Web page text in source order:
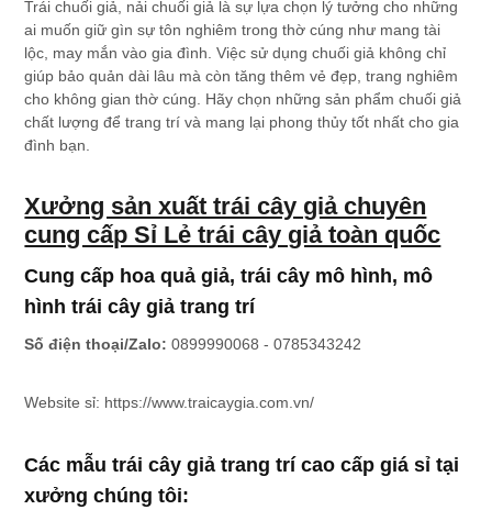
Trái chuối giả, nải chuối giả là sự lựa chọn lý tưởng cho những
ai muốn giữ gìn sự tôn nghiêm trong thờ cúng như mang tài
lộc, may mắn vào gia đình. Việc sử dụng chuối giả không chỉ
giúp bảo quản dài lâu mà còn tăng thêm vẻ đẹp, trang nghiêm
cho không gian thờ cúng. Hãy chọn những sản phẩm chuối giả
chất lượng để trang trí và mang lại phong thủy tốt nhất cho gia
đình bạn.
Xưởng sản xuất trái cây giả chuyên
cung cấp Sỉ Lẻ trái cây giả toàn quốc
Cung cấp hoa quả giả, trái cây mô hình, mô
hình trái cây giả trang trí
Số điện thoại/Zalo:0899990068 - 0785343242
Website sỉ: https://www.traicaygia.com.vn/
Các mẫu trái cây giả trang trí cao cấp giá sỉ tại
xưởng chúng tôi: